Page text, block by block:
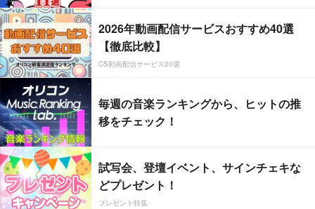
2026年動画配信サービスおすすめ40選
【徹底比較】
CS動画配信サービス20選
毎週の音楽ランキングから、ヒットの推
移をチェック！
試写会、登壇イベント、サインチェキな
どプレゼント！
プレゼント特集